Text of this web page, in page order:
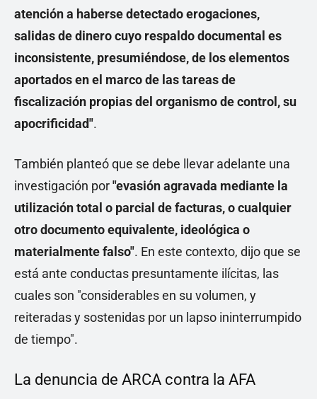
atención a haberse detectado erogaciones,
salidas de dinero cuyo respaldo documental es
inconsistente, presumiéndose, de los elementos
aportados en el marco de las tareas de
fiscalización propias del organismo de control, su
apocrificidad".
También planteó que se debe llevar adelante una
investigación por"evasión agravada mediante la
utilización total o parcial de facturas, o cualquier
otro documento equivalente, ideológica o
materialmente falso". En este contexto, dijo que se
está ante conductas presuntamente ilícitas, las
cuales son "considerables en su volumen, y
reiteradas y sostenidas por un lapso ininterrumpido
de tiempo".
La denuncia de ARCA contra la AFA